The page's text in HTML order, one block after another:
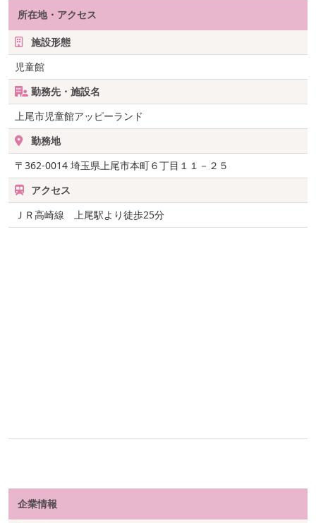
所在地・アクセス
施設形態
児童館
勤務先・施設名
上尾市児童館アッピーランド
勤務地
〒362-0014 埼玉県上尾市本町６丁目１１－２５
アクセス
ＪＲ高崎線 上尾駅より徒歩25分
企業情報